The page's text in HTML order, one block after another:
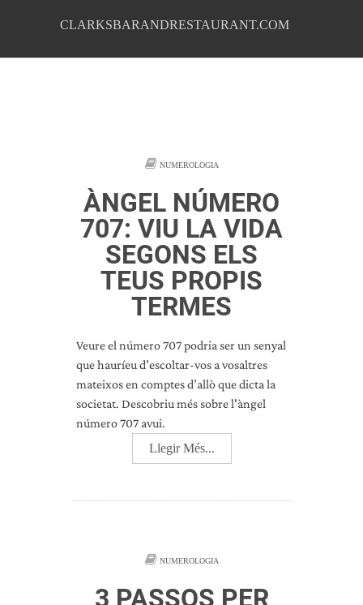
CLARKSBARANDRESTAURANT.COM
NUMEROLOGIA
ÀNGEL NÚMERO
707: VIU LA VIDA
SEGONS ELS
TEUS PROPIS
TERMES
Veure el número 707 podria ser un senyal
que hauríeu d’escoltar-vos a vosaltres
mateixos en comptes d’allò que dicta la
societat. Descobriu més sobre l'àngel
número 707 avui.
Llegir Més...
NUMEROLOGIA
3 PASSOS PER